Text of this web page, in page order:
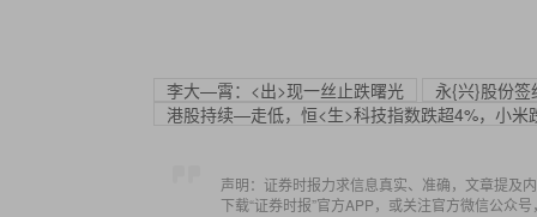
李大—霄：<出>现一丝止跌曙光
永{兴}股份
港股持续—走低，恒<生>科技指数跌超4%，小米
声明：证券时报力求信息真实、准确，文章提及
下载“证券时报”官方APP，或关注官方微信公众